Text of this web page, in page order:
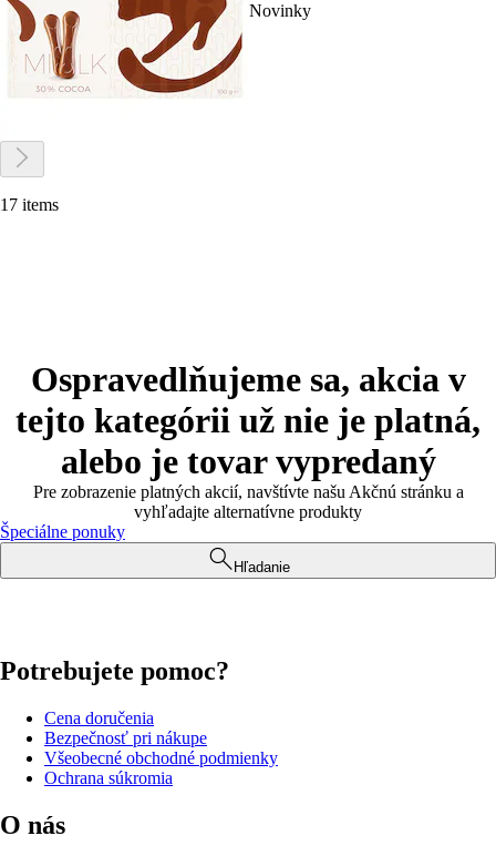
Novinky
17 items
Ospravedlňujeme sa, akcia v
tejto kategórii už nie je platná,
alebo je tovar vypredaný
Pre zobrazenie platných akcií, navštívte našu Akčnú stránku a
vyhľadajte alternatívne produkty
Špeciálne ponuky
Hľadanie
Potrebujete pomoc?
Cena doručenia
Bezpečnosť pri nákupe
Všeobecné obchodné podmienky
Ochrana súkromia
O nás